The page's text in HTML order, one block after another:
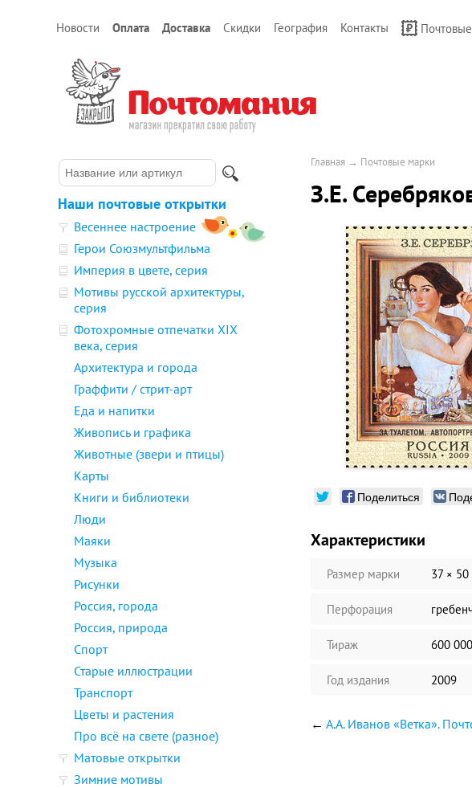
Новости Оплата Доставка Скидки География Контакты
Наши почтовые открытки
Весеннее настроение
Герои Союзмультфильма
Империя в цвете, серия
Мотивы русской архитектуры,
серия
Фотохромные отпечатки XIX
века, серия
Архитектура и города
Граффити / стрит-арт
Еда и напитки
Живопись и графика
Животные (звери и птицы)
Карты
Книги и библиотеки
Люди
Маяки
Музыка
Рисунки
Россия, города
Россия, природа
Спорт
Старые иллюстрации
Транспорт
Цветы и растения
Про всё на свете (разное)
Матовые открытки
Зимние мотивы
Главная → Почтовые марки
З.Е.
Поделиться
Характеристики
Размер марки 37 ×
Перфорация
Тираж 600 000
Год издания 2009
← А.А. Иванов «Ветка».